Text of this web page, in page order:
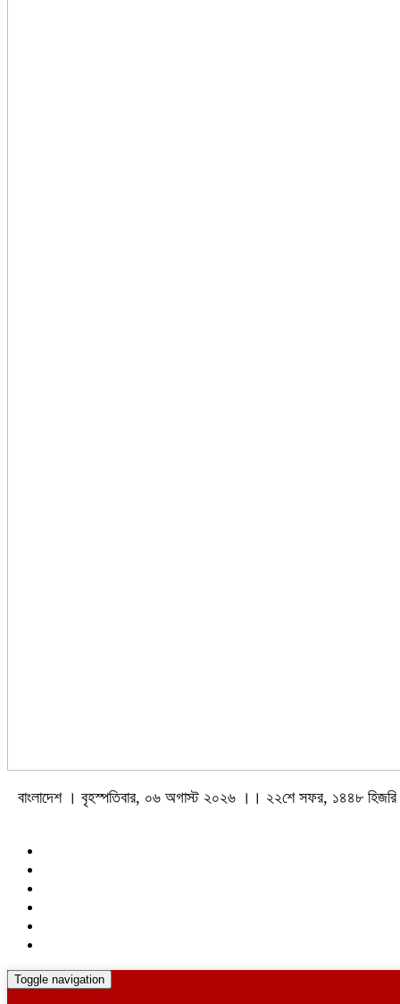
বাংলাদেশ । বৃহস্পতিবার, ০৬ অগাস্ট ২০২৬ ।। ২২শে সফর, ১৪৪৮ হিজরি
Toggle navigation